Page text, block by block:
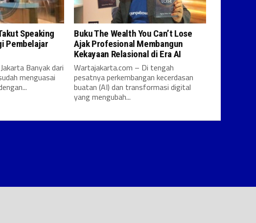
Speaking
Pembelajar
Banyak dari
menguasai
Buku The Wealth You Can’t Lose
Ajak Profesional Membangun
Kekayaan Relasional di Era AI
Wartajakarta.com – Di tengah
pesatnya perkembangan kecerdasan
buatan (AI) dan transformasi digital
yang mengubah...